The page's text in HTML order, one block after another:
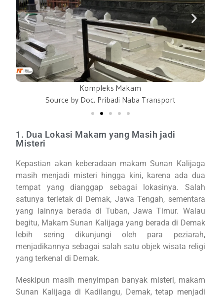
Kompleks Makam
Source by Doc. Pribadi Naba Transport
1. Dua Lokasi Makam yang Masih jadi
Misteri
Kepastian akan keberadaan makam Sunan Kalijaga
masih menjadi misteri hingga kini, karena ada dua
tempat yang dianggap sebagai lokasinya. Salah
satunya terletak di Demak, Jawa Tengah, sementara
yang lainnya berada di Tuban, Jawa Timur. Walau
begitu, Makam Sunan Kalijaga yang berada di Demak
lebih sering dikunjungi oleh para peziarah,
menjadikannya sebagai salah satu objek wisata religi
yang terkenal di Demak.
Meskipun masih menyimpan banyak misteri, makam
Sunan Kalijaga di Kadilangu, Demak, tetap menjadi